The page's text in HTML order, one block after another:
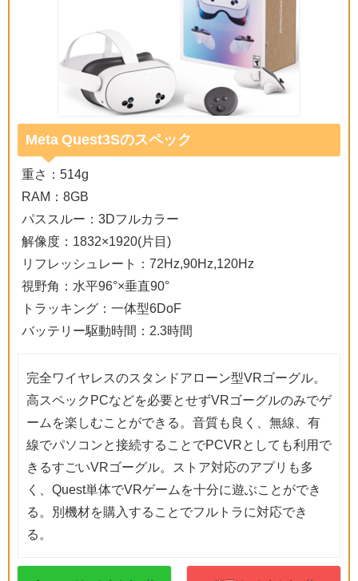
Meta Quest3Sのスペック
重さ：514g
RAM：8GB
パススルー：3Dフルカラー
解像度：1832×1920(片目)
リフレッシュレート：72Hz,90Hz,120Hz
視野角：水平96°×垂直90°
トラッキング：一体型6DoF
バッテリー駆動時間：2.3時間
完全ワイヤレスのスタンドアローン型VRゴーグル。
高スペックPCなどを必要とせずVRゴーグルのみでゲ
ームを楽しむことができる。音質も良く、無線、有
線でパソコンと接続することでPCVRとしても利用で
きるすごいVRゴーグル。ストア対応のアプリも多
く、Quest単体でVRゲームを十分に遊ぶことができ
る。別機材を購入することでフルトラに対応でき
る。